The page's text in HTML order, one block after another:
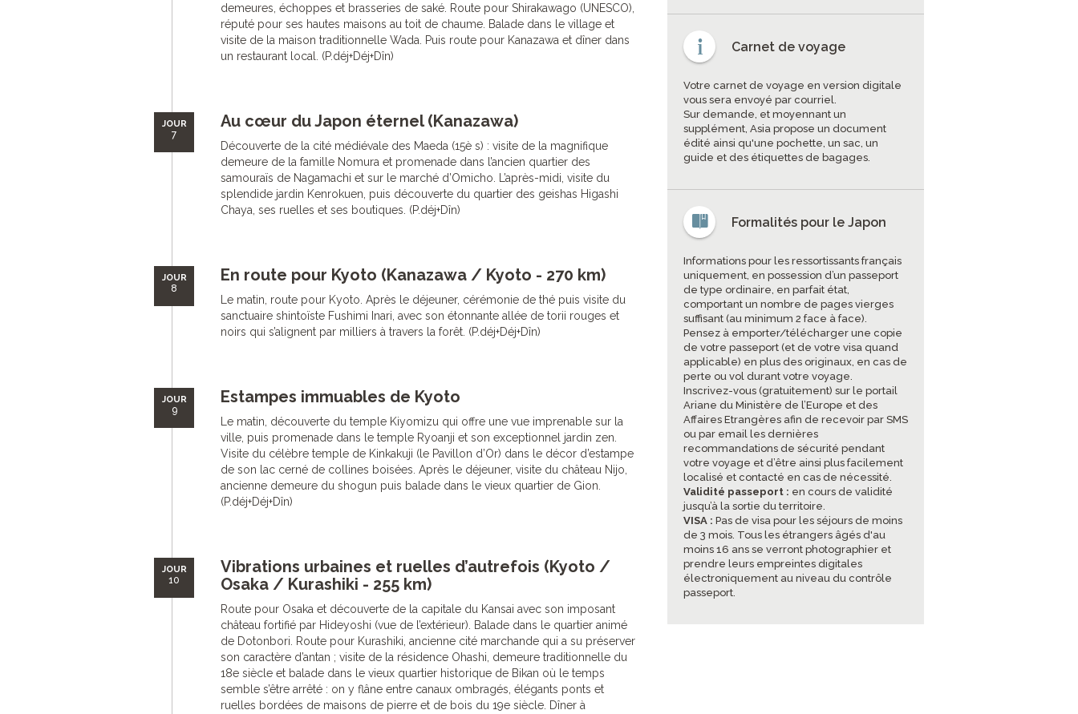
demeures, échoppes et brasseries de saké. Route pour Shirakawago (UNESCO),
réputé pour ses hautes maisons au toit de chaume. Balade dans le village et
visite de la maison traditionnelle Wada. Puis route pour Kanazawa et dîner dans
un restaurant local. (P.déj+Déj+Dîn)
JOUR
7
Au cœur du Japon éternel (Kanazawa)
Découverte de la cité médiévale des Maeda (15è s) : visite de la magnifique
demeure de la famille Nomura et promenade dans l’ancien quartier des
samouraïs de Nagamachi et sur le marché d’Omicho. L’après-midi, visite du
splendide jardin Kenrokuen, puis découverte du quartier des geishas Higashi
Chaya, ses ruelles et ses boutiques. (P.déj+Dîn)
JOUR
8
En route pour Kyoto (Kanazawa / Kyoto - 270 km)
Le matin, route pour Kyoto. Après le déjeuner, cérémonie de thé puis visite du
sanctuaire shintoïste Fushimi Inari, avec son étonnante allée de torii rouges et
noirs qui s’alignent par milliers à travers la forêt. (P.déj+Déj+Dîn)
JOUR
9
Estampes immuables de Kyoto
Le matin, découverte du temple Kiyomizu qui offre une vue imprenable sur la
ville, puis promenade dans le temple Ryoanji et son exceptionnel jardin zen.
Visite du célèbre temple de Kinkakuji (le Pavillon d’Or) dans le décor d’estampe
de son lac cerné de collines boisées. Après le déjeuner, visite du château Nijo,
ancienne demeure du shogun puis balade dans le vieux quartier de Gion.
(P.déj+Déj+Dîn)
JOUR
10
Vibrations urbaines et ruelles d’autrefois (Kyoto /
Osaka / Kurashiki - 255 km)
Route pour Osaka et découverte de la capitale du Kansai avec son imposant
château fortifié par Hideyoshi (vue de l’extérieur). Balade dans le quartier animé
de Dotonbori. Route pour Kurashiki, ancienne cité marchande qui a su préserver
son caractère d’antan ; visite de la résidence Ohashi, demeure traditionnelle du
18e siècle et balade dans le vieux quartier historique de Bikan où le temps
semble s’être arrêté : on y flâne entre canaux ombragés, élégants ponts et
ruelles bordées de maisons de pierre et de bois du 19e siècle. Dîner à
Carnet de voyage
Votre carnet de voyage en version digitale
vous sera envoyé par courriel.
Sur demande, et moyennant un
supplément, Asia propose un document
édité ainsi qu'une pochette, un sac, un
guide et des étiquettes de bagages.
Formalités pour le Japon
Informations pour les ressortissants français
uniquement, en possession d’un passeport
de type ordinaire, en parfait état,
comportant un nombre de pages vierges
suffisant (au minimum 2 face à face).
Pensez à emporter/télécharger une copie
de votre passeport (et de votre visa quand
applicable) en plus des originaux, en cas de
perte ou vol durant votre voyage.
Inscrivez-vous (gratuitement) sur le portail
Ariane du Ministère de l’Europe et des
Affaires Etrangères afin de recevoir par SMS
ou par email les dernières
recommandations de sécurité pendant
votre voyage et d’être ainsi plus facilement
localisé et contacté en cas de nécessité.
Validité passeport : en cours de validité
jusqu’à la sortie du territoire.
VISA : Pas de visa pour les séjours de moins
de 3 mois. Tous les étrangers âgés d'au
moins 16 ans se verront photographier et
prendre leurs empreintes digitales
électroniquement au niveau du contrôle
passeport.